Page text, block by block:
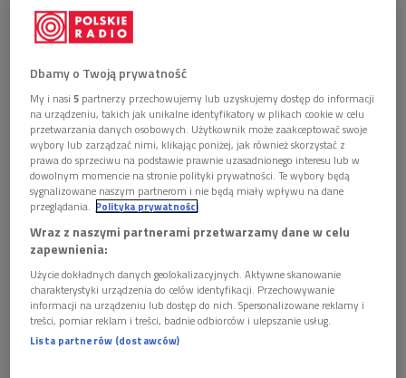
Wielkanoc w Kościele prawosławnym przypada w pierwszą niedzielę po
wiosennej pełni księżyca, po obchodach żydowskiej Paschy
PAP/Wojtek Jargiło
Wysłuchaj audycji "Kwadrans bez muzyki"<<<
W Polsce działa około320 świątyń prawosławnych,
najwięcej we wschodniej i południowo-wschodniej części kraju.
Liczne wspólnoty wiernych żyją m.in. w Białymstoku, Bielsku
Dbamy o Twoją prywatność
My i nasi5 partnerzy przechowujemy lub uzyskujemy dostęp do informacji
na urządzeniu, takich jak unikalne identyfikatory w plikach cookie w celu
przetwarzania danych osobowych. Użytkownik może zaakceptować swoje
wybory lub zarządzać nimi, klikając poniżej, jak również skorzystać z
prawa do sprzeciwu na podstawie prawnie uzasadnionego interesu lub w
dowolnym momencie na stronie polityki prywatności. Te wybory będą
sygnalizowane naszym partnerom i nie będą miały wpływu na dane
przeglądania. Polityka prywatności
Wraz z naszymi partnerami przetwarzamy dane w celu
zapewnienia:
Użycie dokładnych danych geolokalizacyjnych. Aktywne skanowanie
charakterystyki urządzenia do celów identyfikacji. Przechowywanie
informacji na urządzeniu lub dostęp do nich. Spersonalizowane reklamy i
treści, pomiar reklam i treści, badnie odbiorców i ulepszanie usług.
Lista partnerów (dostawców)